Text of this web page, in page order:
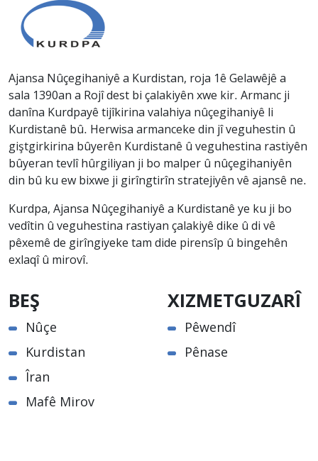
Ajansa Nûçegihaniyê a Kurdistan, roja 1ê Gelawêjê a
sala 1390an a Rojî dest bi çalakiyên xwe kir. Armanc ji
danîna Kurdpayê tijîkirina valahiya nûçegihaniyê li
Kurdistanê bû. Herwisa armanceke din jî veguhestin û
giştgirkirina bûyerên Kurdistanê û veguhestina rastiyên
bûyeran tevlî hûrgiliyan ji bo malper û nûçegihaniyên
din bû ku ew bixwe ji girîngtirîn stratejiyên vê ajansê ne.
Kurdpa, Ajansa Nûçegihaniyê a Kurdistanê ye ku ji bo
vedîtin û veguhestina rastiyan çalakiyê dike û di vê
pêxemê de girîngiyeke tam dide pirensîp û bingehên
exlaqî û mirovî.
BEŞ
Nûçe
Kurdistan
Îran
Mafê Mirov
XIZMETGUZARÎ
Pêwendî
Pênase